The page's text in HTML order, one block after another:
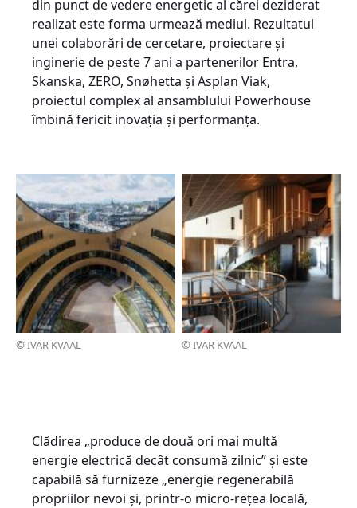
din punct de vedere energetic al cărei deziderat
realizat este forma urmează mediul. Rezultatul
unei colaborări de cercetare, proiectare și
inginerie de peste 7 ani a partenerilor Entra,
Skanska, ZERO, Snøhetta și Asplan Viak,
proiectul complex al ansamblului Powerhouse
îmbină fericit inovaţia şi performanţa.
© IVAR KVAAL © IVAR KVAAL
Clădirea „produce de două ori mai multă
energie electrică decât consumă zilnic” și este
capabilă să furnizeze „energie regenerabilă
propriilor nevoi şi, printr-o micro-reţea locală,